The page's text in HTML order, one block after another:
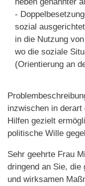
neben genannter
-
sozial
in die Nutzung
wo die soziale
(Orientierung an
inzwischen in
Hilfen gezielt
politische Wille
Sehr geehrte Frau
dringend an Sie, die
und wirksamen